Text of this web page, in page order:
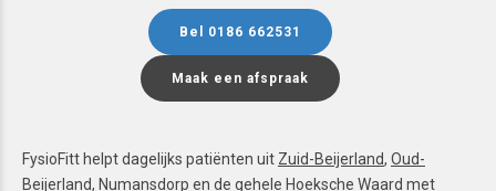
Bel 0186 662531
Maak een afspraak
FysioFitt helpt dagelijks patiënten uit Zuid-Beijerland, Oud-
Beijerland, Numansdorp en de gehele Hoeksche Waard met